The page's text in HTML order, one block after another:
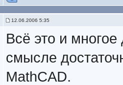
12.06.2006 5:35
Всё это и
смысле
MathCAD.